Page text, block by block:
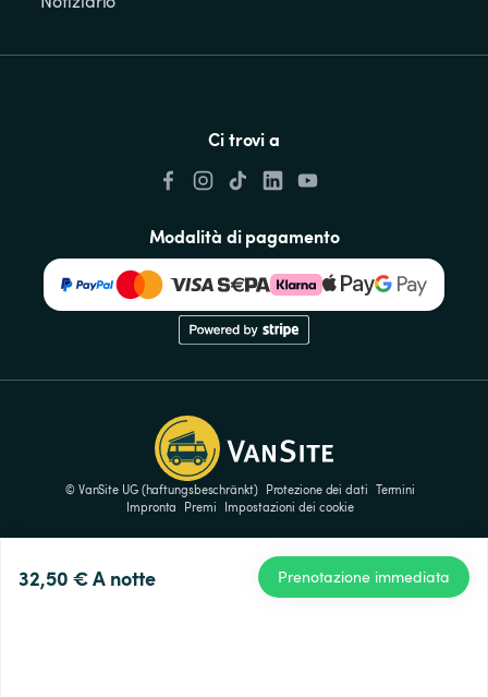
32,50 €A notte Prenotazione immediata
Ci trovi a
Modalità di pagamento
© VanSite UG (haftungsbeschränkt) Protezione dei dati Termini
Impronta
Premi Impostazioni dei cookie